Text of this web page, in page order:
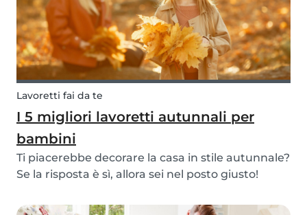
Lavoretti fai da te
I 5 migliori lavoretti autunnali per
bambini
Ti piacerebbe decorare la casa in stile autunnale?
Se la risposta è sì, allora sei nel posto giusto!
realizzare anche insieme ai bambini. Scegli tra